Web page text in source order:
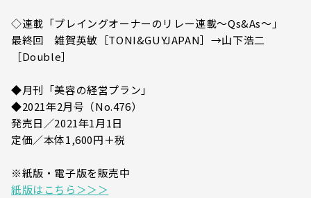
◇連載「プレイングオーナーのリレー連載～Qs&As～」
最終回 雑賀英敏［TONI&GUYJAPAN］→山下浩二
［Double］
◆月刊「美容の経営プラン」
◆2021年2月号（No.476）
発売日／2021年1月1日
定価／本体1,600円＋税
※紙版・電子版を販売中
紙版はこちら＞＞＞